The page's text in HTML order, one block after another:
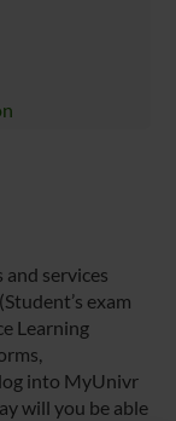
services
exam
Learning
into MyUnivr
will you be able